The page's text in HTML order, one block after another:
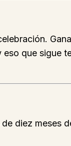
que sigue
diez meses